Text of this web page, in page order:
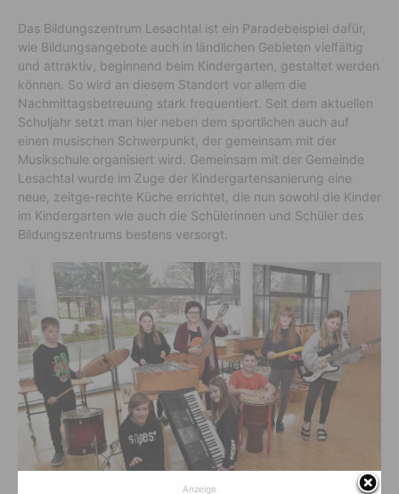
Das Bildungszentrum Lesachtal ist ein Paradebeispiel dafür,
wie Bildungsangebote auch in ländlichen Gebieten vielfältig
und attraktiv, beginnend beim Kindergarten, gestaltet werden
können. So wird an diesem Standort vor allem die
Nachmittagsbetreuung stark frequentiert. Seit dem aktuellen
Schuljahr setzt man hier neben dem sportlichen auch auf
einen musischen Schwerpunkt, der gemeinsam mit der
Musikschule organisiert wird. Gemeinsam mit der Gemeinde
Lesachtal wurde im Zuge der Kindergartensanierung eine
neue, zeitge-rechte Küche errichtet, die nun sowohl die Kinder
im Kindergarten wie auch die Schülerinnen und Schüler des
Bildungszentrums bestens versorgt.
Anzeige